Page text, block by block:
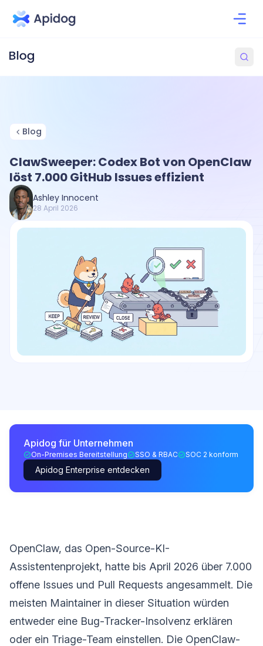
Blog
ClawSweeper: Codex Bot von OpenClaw
löst 7.000 GitHub Issues effizient
Ashley Innocent
28 April 2026
Apidog für Unternehmen
On-Premises Bereitstellung SSO & RBAC SOC 2 konform
Apidog Enterprise entdecken
OpenClaw, das Open-Source-KI-
Assistentenprojekt, hatte bis April 2026 über 7.000
offene Issues und Pull Requests angesammelt. Die
meisten Maintainer in dieser Situation würden
entweder eine Bug-Tracker-Insolvenz erklären
oder ein Triage-Team einstellen. Die OpenClaw-